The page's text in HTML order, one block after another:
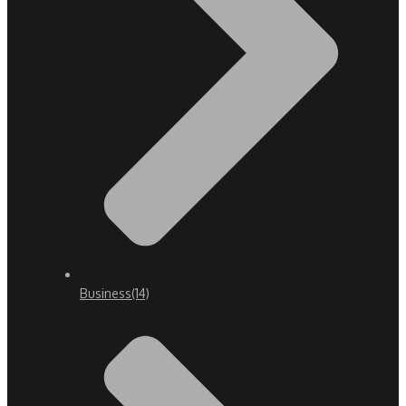
Business(14)